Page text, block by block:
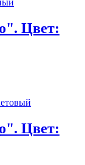
Цвет:
Цвет: